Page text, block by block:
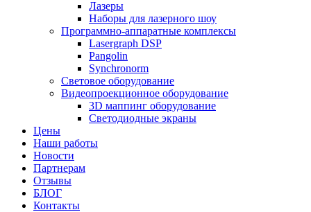
Лазеры
Наборы для лазерного шоу
Программно-аппаратные комплексы
Lasergraph DSP
Pangolin
Synchronorm
Световое оборудование
Видеопроекционное оборудование
3D маппинг оборудование
Светодиодные экраны
Цены
Наши работы
Новости
Партнерам
Отзывы
БЛОГ
Контакты